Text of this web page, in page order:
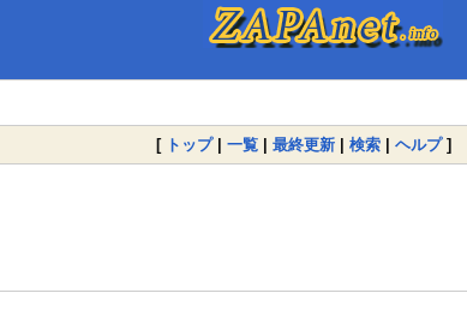
[ トップ| 一覧 | 最終更新 | 検索 | ヘルプ]